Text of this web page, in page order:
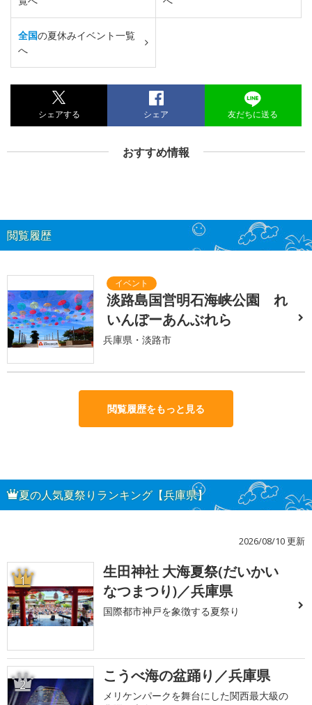
全国の夏休みイベント一覧
へ
シェアする シェア 友だちに送る
おすすめ情報
閲覧履歴
淡路島国営明石海峡公園 れ
いんぼーあんぶれら
兵庫県・淡路市
閲覧履歴をもっと見る
夏の人気夏祭りランキング【兵庫県】
2026/08/10 更新
1
生田神社 大海夏祭(だいかい
なつまつり)／兵庫県
国際都市神戸を象徴する夏祭り
2 こうべ海の盆踊り／兵庫県
メリケンパークを舞台にした関西最大級の